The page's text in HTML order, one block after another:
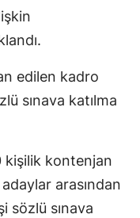
edilen kadro
sınava katılma
kişilik kontenjan
arasından
sözlü sınava